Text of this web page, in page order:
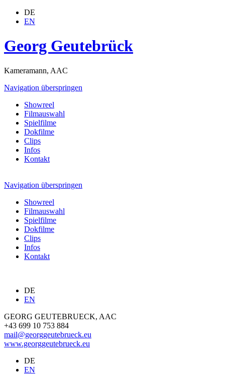
DE
EN
Georg Geutebrück
Kameramann, AAC
Navigation überspringen
Showreel
Filmauswahl
Spielfilme
Dokfilme
Clips
Infos
Kontakt
Navigation überspringen
Showreel
Filmauswahl
Spielfilme
Dokfilme
Clips
Infos
Kontakt
DE
EN
GEORG GEUTEBRUECK, AAC
+43 699 10 753 884
mail@georggeutebrueck.eu
www.georggeutebrueck.eu
DE
EN